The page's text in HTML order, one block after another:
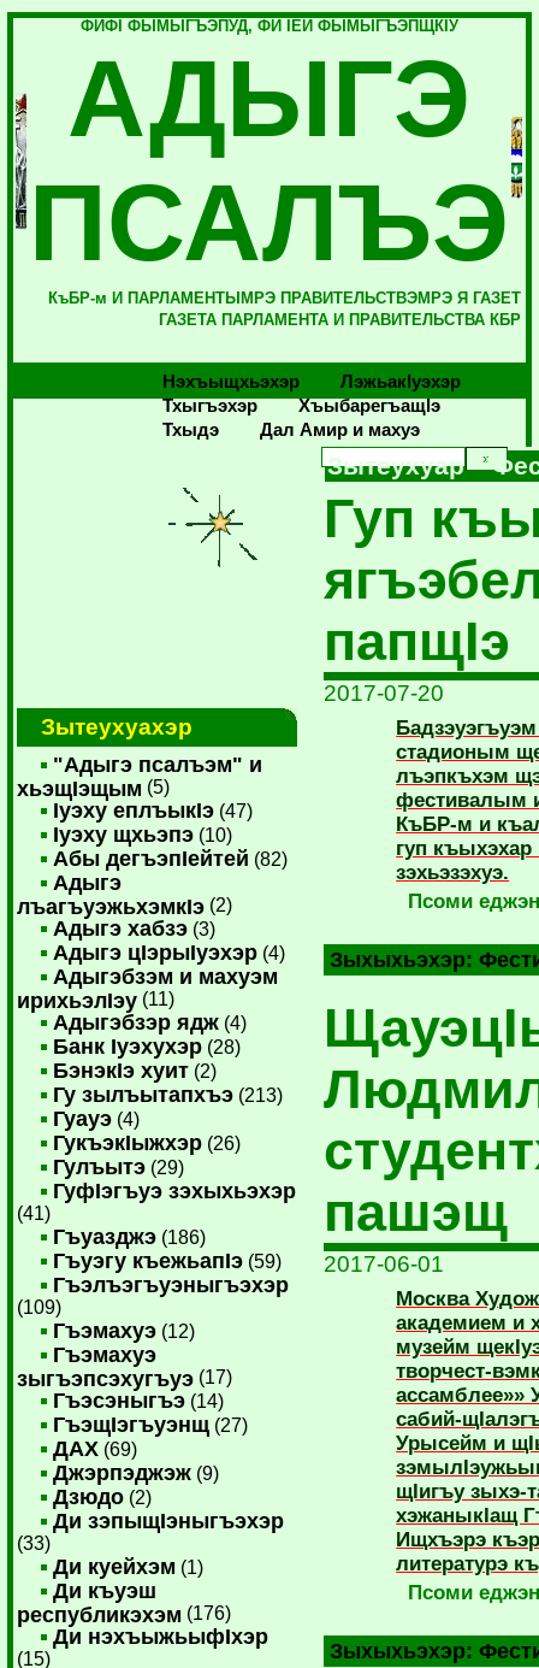
ФИФI ФЫМЫГЪЭПУД, ФИ IЕЙ ФЫМЫГЪЭПЩКIУ
АДЫГЭ
ПСАЛЪЭ
КъБР-м И ПАРЛАМЕНТЫМРЭ ПРАВИТЕЛЬСТВЭМРЭ Я ГАЗЕТ
ГАЗЕТА ПАРЛАМЕНТА И ПРАВИТЕЛЬСТВА КБР
Нэхъыщхьэхэр
Лэжьакlуэхэр
Тхыгъэхэр
Хъыбарегъащlэ
Тхыдэ
Дал Амир и махуэ
Зытеухуахэр
"Адыгэ псалъэм" и
хьэщIэщым (5)
Iуэху еплъыкIэ (47)
Iуэху щхьэпэ (10)
Абы дегъэпIейтей (82)
Адыгэ
лъагъуэжьхэмкIэ (2)
Адыгэ хабзэ (3)
Адыгэ цIэрыIуэхэр (4)
Адыгэбзэм и махуэм
ирихьэлIэу (11)
Адыгэбзэр ядж (4)
Банк Iуэхухэр (28)
БэнэкIэ хуит (2)
Гу зылъытапхъэ (213)
Гуауэ (4)
ГукъэкIыжхэр (26)
Гулъытэ (29)
ГуфIэгъуэ зэхыхьэхэр
(41)
Гъуазджэ (186)
Гъуэгу къежьапIэ (59)
Гъэлъэгъуэныгъэхэр
(109)
Гъэмахуэ (12)
Гъэмахуэ
зыгъэпсэхугъуэ (17)
Гъэсэныгъэ (14)
ГъэщIэгъуэнщ (27)
ДАХ (69)
Джэрпэджэж (9)
Дзюдо (2)
Ди зэпыщIэныгъэхэр
(33)
Ди куейхэм (1)
Ди къуэш
республикэхэм (176)
Ди нэхъыжьыфIхэр
(15)
Зытеухуар
Гуп
папщIэ
2017-07-20
стадионым
лъэпкъхэм
фестивалым
КъБР-м и
гуп
зэхьэзэхуэ.
Псоми
Зыхыхьэхэр:
пашэщ
2017-06-01
Москва
академием и
музейм
творчест-
ассамблее»»
сабий-
Урысейм и
щIигъу
хэжаныкIащ
Ищхъэрэ
литературэ
Псоми
Зыхыхьэхэр: